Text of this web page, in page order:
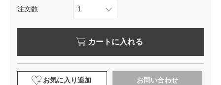
注文数
カートに入れる
お気に入り追加 お問い合わせ